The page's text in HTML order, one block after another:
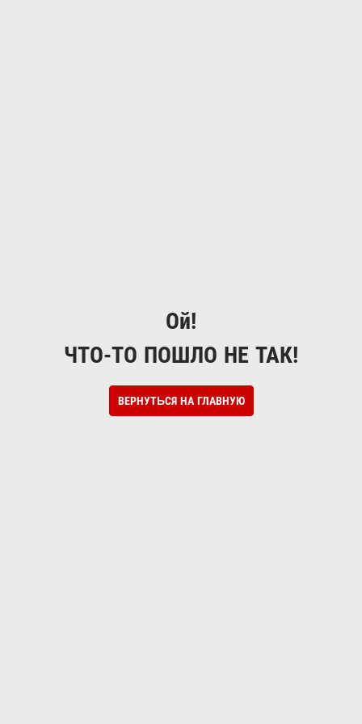
Ой!
ЧТО-ТО ПОШЛО НЕ ТАК!
ВЕРНУТЬСЯ НА ГЛАВНУЮ